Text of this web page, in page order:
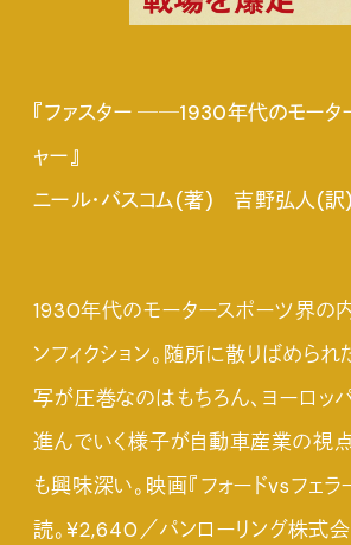
『ファスター ──1930年代のモータ
ャー』
ニール・バスコム(著) 吉野弘人(訳)
1930年代のモータースポーツ界の
ンフィクション。随所に散りばめら
写が圧巻なのはもちろん、ヨーロッ
進んでいく様子が自動車産業の視
も興味深い。映画『フォードvsフェラ
読。¥2,640／パンローリング株式